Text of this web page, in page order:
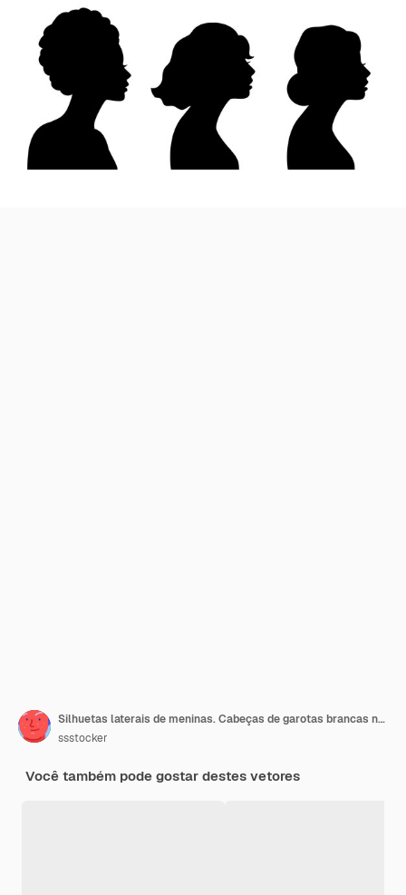
Silhuetas laterais de meninas. Cabeças de garotas brancas negras étnicas, modelos de moda feminina pessoas negras, rostos femininos bonitos, adolescente desenhando perfis de senhoras retratos gráfico vetorial
ssstocker
Você também pode gostar destes vetores